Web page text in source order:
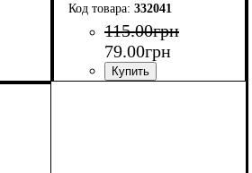
332041
115.00грн
79.00грн